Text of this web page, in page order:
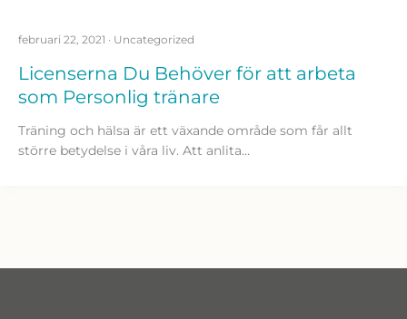
februari 22, 2021 · Uncategorized
Licenserna Du Behöver för att arbeta
som Personlig tränare
Träning och hälsa är ett växande område som får allt
större betydelse i våra liv. Att anlita…